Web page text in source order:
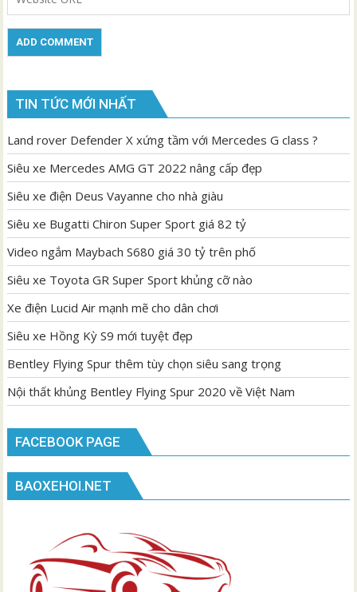
TIN TỨC MỚI NHẤT
Land rover Defender X xứng tầm với Mercedes G class ?
Siêu xe Mercedes AMG GT 2022 nâng cấp đẹp
Siêu xe điện Deus Vayanne cho nhà giàu
Siêu xe Bugatti Chiron Super Sport giá 82 tỷ
Video ngắm Maybach S680 giá 30 tỷ trên phố
Siêu xe Toyota GR Super Sport khủng cỡ nào
Xe điện Lucid Air mạnh mẽ cho dân chơi
Siêu xe Hồng Kỳ S9 mới tuyệt đẹp
Bentley Flying Spur thêm tùy chọn siêu sang trọng
Nội thất khủng Bentley Flying Spur 2020 về Việt Nam
FACEBOOK PAGE
BAOXEHOI.NET